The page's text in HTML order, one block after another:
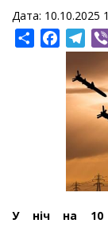
Дата: 10.10.2025
ShareFacebook
У ніч на 10